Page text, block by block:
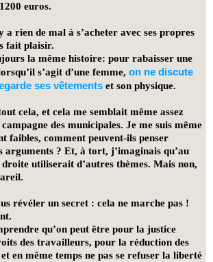
euros.
a rien de mal à s’acheter avec ses propres
fait plaisir.
la même histoire: pour rabaisser une
s’agit d’une femme, on ne discute
ses vêtements et son physique.
cela, et cela me semblait même assez
des municipales. Je me suis même
faibles, comment peuvent-ils penser
arguments ? Et, à tort, j’imaginais qu’au
utiliserait d’autres thèmes. Mais non,
révéler un secret : cela ne marche pas !
qu’on peut être pour la justice
des travailleurs, pour la réduction des
en même temps ne pas se refuser la liberté